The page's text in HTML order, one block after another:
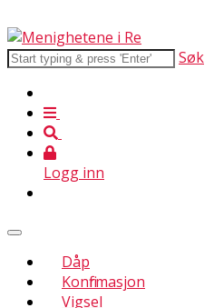
Søk
Logg inn
Dåp
Konfirmasjon
Vigsel